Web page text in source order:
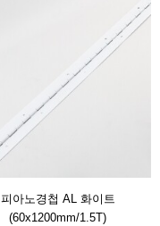
피아노경첩 AL 화이트
(60x1200mm/1.5T)